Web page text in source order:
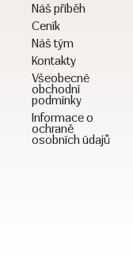
Náš příběh
Ceník
Náš tým
Kontakty
Všeobecné
obchodní
podmínky
Informace o
ochraně
osobních údajů